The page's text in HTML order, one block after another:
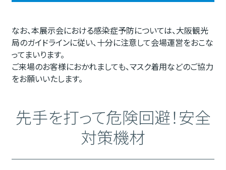
なお、本展示会における感染症予防については、大阪観光
局のガイドラインに従い、十分に注意して会場運営をおこな
ってまいります。
ご来場のお客様におかれましても、マスク着用などのご協力
をお願いいたします。
先手を打って危険回避！安全
対策機材